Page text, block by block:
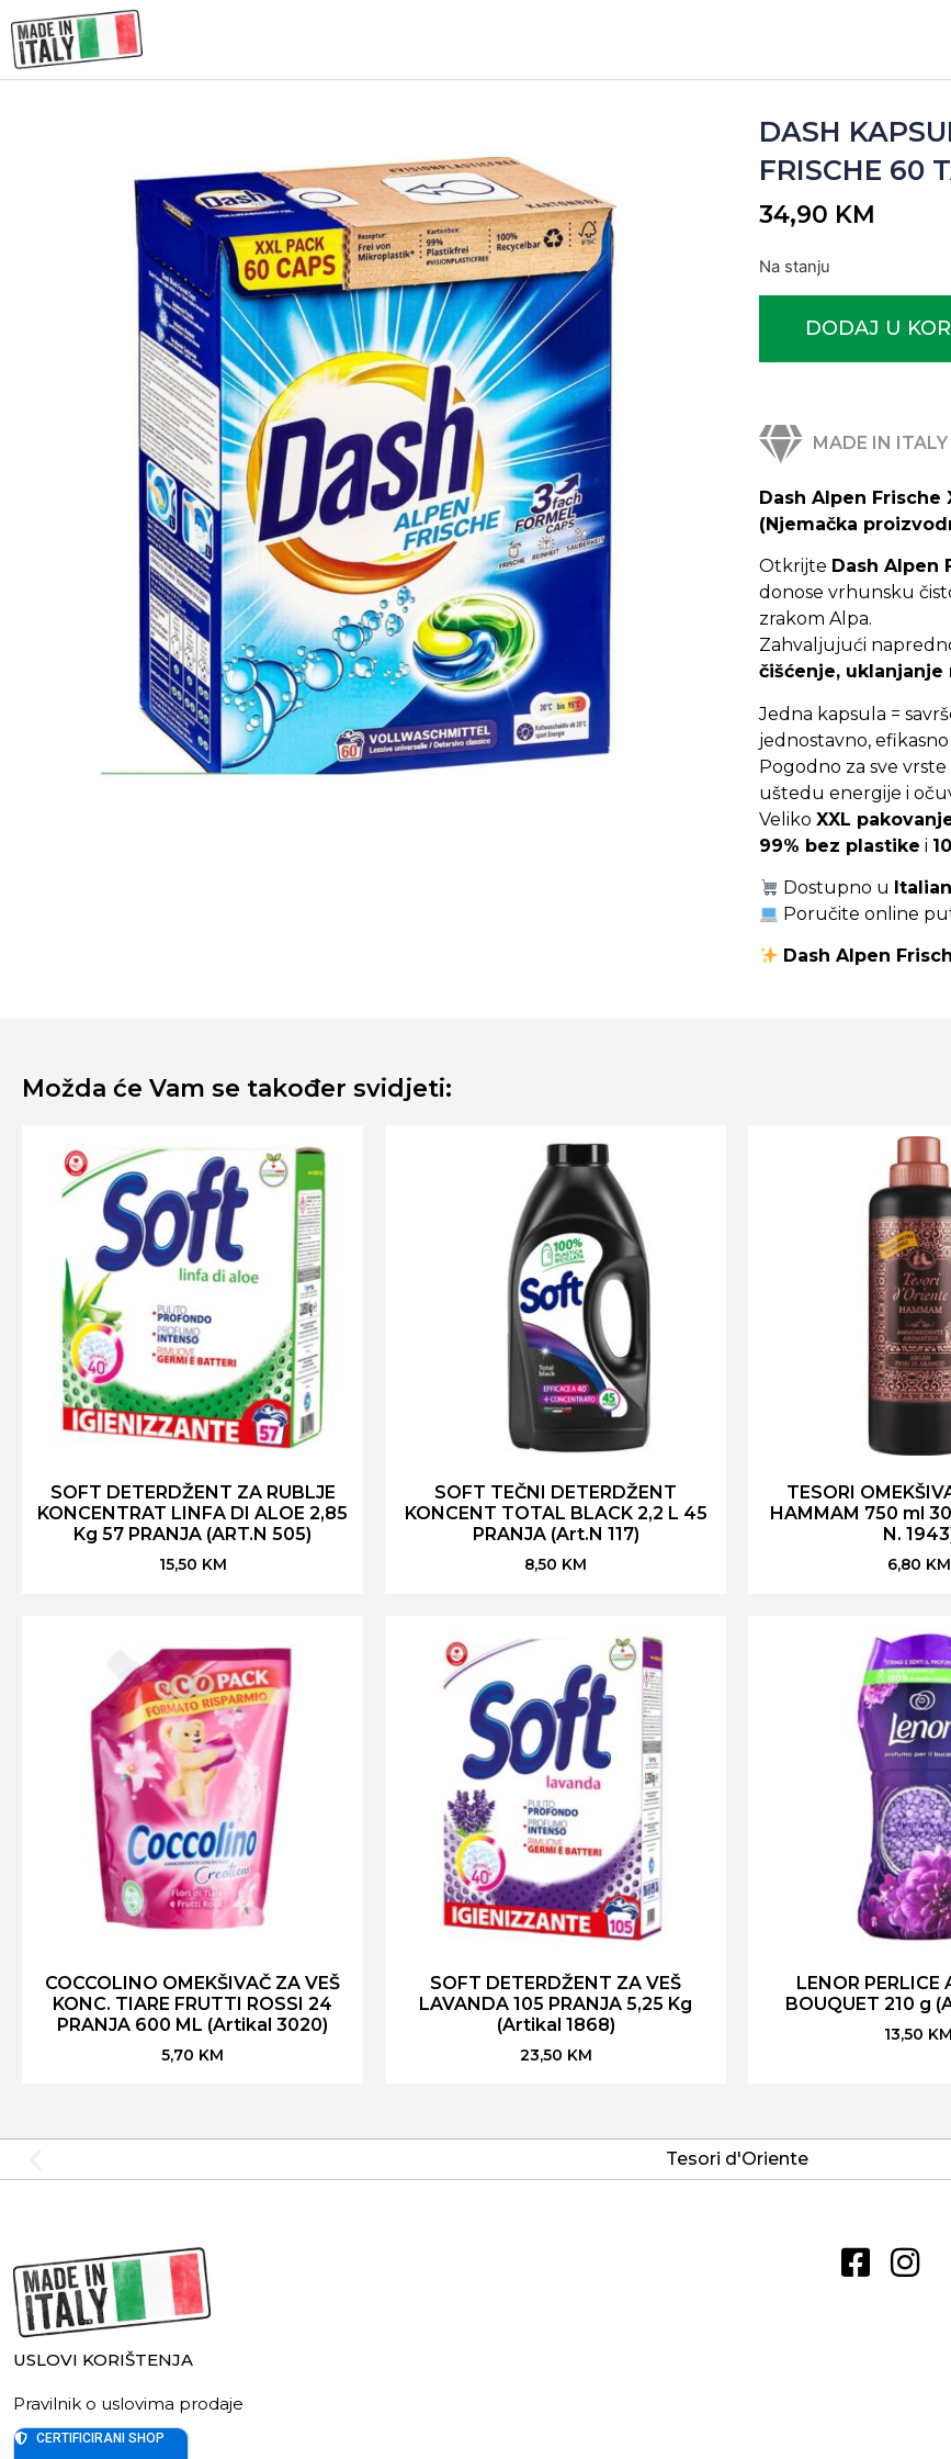
DASH
FRISCHE 60
34,90 KM
Na stanju
DODAJ U
MADE IN ITALY
Dash Alpen Frische
(Njemačka
Otkrijte Dash Alpen
donose vrhunsku
zrakom Alpa.
Zahvaljujući
čišćenje,
Jedna kapsula =
jednostavno,
Pogodno za sve
uštedu energije i
Veliko XXL
99% bez plastike i
Dostupno u
Poručite online
Dash Alpen
Možda će Vam se također svidjeti:
SOFT DETERDŽENT ZA RUBLJE
KONCENTRAT LINFA DI ALOE 2,85
Kg 57 PRANJA (ART.N 505)
15,50 KM
SOFT TEČNI DETERDŽENT
KONCENT TOTAL BLACK 2,2 L 45
PRANJA (Art.N 117)
8,50 KM
TESORI
HAMMAM 750 ml
N.
6,80 KM
COCCOLINO OMEKŠIVAČ ZA VEŠ
KONC. TIARE FRUTTI ROSSI 24
PRANJA 600 ML (Artikal 3020)
5,70 KM
SOFT DETERDŽENT ZA VEŠ
LAVANDA 105 PRANJA 5,25 Kg
(Artikal 1868)
23,50 KM
LENOR PERLICE
BOUQUET 210 g
13,50 KM
Tesori d'Oriente
USLOVI KORIŠTENJA
Pravilnik o uslovima prodaje